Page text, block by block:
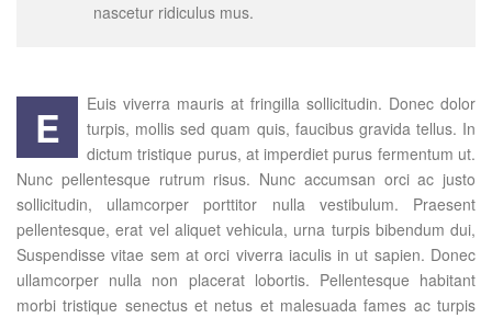
nascetur ridiculus mus.
E
Euis viverra mauris at fringilla sollicitudin. Donec dolor
turpis, mollis sed quam quis, faucibus gravida tellus. In
dictum tristique purus, at imperdiet purus fermentum ut.
Nunc pellentesque rutrum risus. Nunc accumsan orci ac justo
sollicitudin, ullamcorper porttitor nulla vestibulum. Praesent
pellentesque, erat vel aliquet vehicula, urna turpis bibendum dui,
Suspendisse vitae sem at orci viverra iaculis in ut sapien. Donec
ullamcorper nulla non placerat lobortis. Pellentesque habitant
morbi tristique senectus et netus et malesuada fames ac turpis